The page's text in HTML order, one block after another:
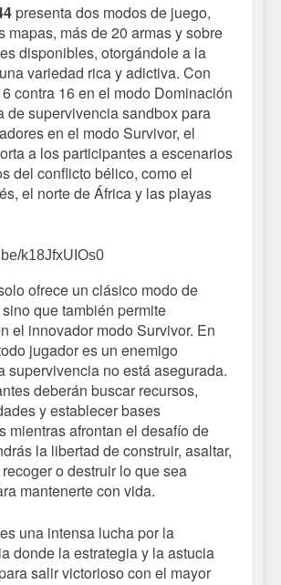
presenta dos modos de juego,
mapas, más de 20 armas y sobre
disponibles, otorgándole a la
variedad rica y adictiva. Con
contra 16 en el modo Dominación
de supervivencia sandbox para
en el modo Survivor, el
a los participantes a escenarios
del conflicto bélico, como el
el norte de África y las playas
k18JfxUIOs0
ofrece un clásico modo de
que también permite
el innovador modo Survivor. En
jugador es un enemigo
supervivencia no está asegurada.
deberán buscar recursos,
y establecer bases
mientras afrontan el desafío de
la libertad de construir, asaltar,
recoger o destruir lo que sea
mantenerte con vida.
una intensa lucha por la
donde la estrategia y la astucia
salir victorioso con el mayor